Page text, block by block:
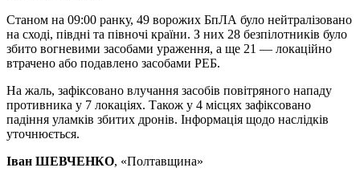
Станом на 09:00 ранку, 49 ворожих БпЛА було нейтралізовано
на сході, півдні та півночі країни. З них 28 безпілотників було
збито вогневими засобами ураження, а ще 21 — локаційно
втрачено або подавлено засобами РЕБ.
На жаль, зафіксовано влучання засобів повітряного нападу
противника у 7 локаціях. Також у 4 місцях зафіксовано
падіння уламків збитих дронів. Інформація щодо наслідків
уточнюється.
Іван ШЕВЧЕНКО, «Полтавщина»